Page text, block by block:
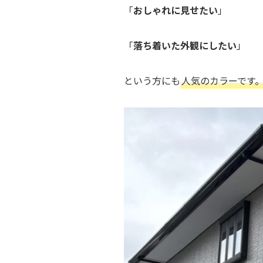
「おしゃれに見せたい 」
「落ち着いた外観にしたい 」
という方にも人気のカラーです